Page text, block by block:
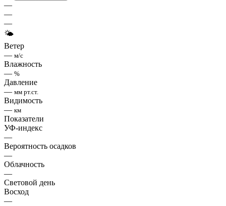
—
—
—
🌤
Ветер
— м/с
Влажность
— %
Давление
— мм рт.ст.
Видимость
— км
Показатели
УФ-индекс
—
Вероятность осадков
—
Облачность
—
Световой день
Восход
—